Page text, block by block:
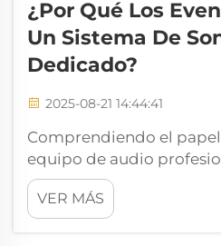
¿Por Qué Los
Un Sistema De
Dedicado?
2025-08-21 14:44:41
Comprendiendo el
equipo de audio
organizar un evento, ya
corporativa, un festival al
banquete de bodas, la
VER MÁS